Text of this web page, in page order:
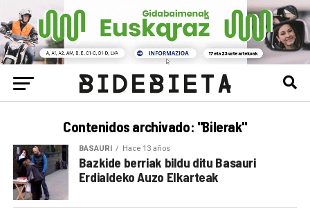
Contenidos archivado: "Bilerak"
BASAURI Hace 13 años
Bazkide berriak bildu ditu Basauri
Erdialdeko Auzo Elkarteak